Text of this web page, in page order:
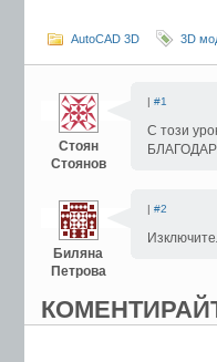
AutoCAD 3D 3D
Стоян
Стоянов
| #1
С този
Биляна
Петрова
| #2